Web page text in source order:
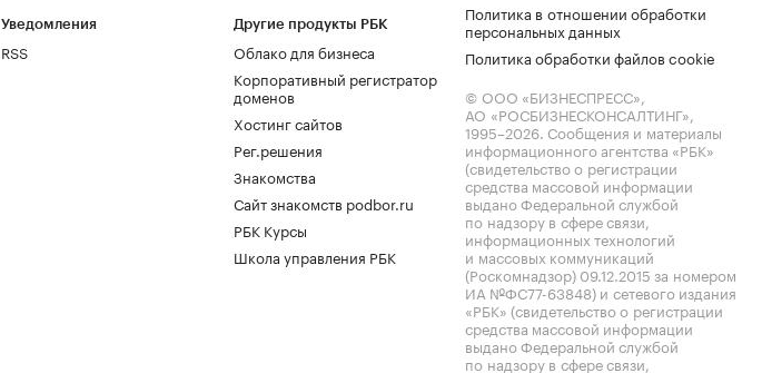
Уведомления
RSS
Другие продукты РБК
Облако для бизнеса
Корпоративный регистратор
доменов
Хостинг сайтов
Рег.решения
Знакомства
Сайт знакомств podbor.ru
РБК Курсы
Школа управления РБК
Политика в отношении обработки
персональных данных
Политика обработки файлов cookie
© ООО «БИЗНЕСПРЕСС»,
АО «РОСБИЗНЕСКОНСАЛТИНГ»,
1995–2026. Сообщения и материалы
информационного агентства «РБК»
(свидетельство о регистрации
средства массовой информации
выдано Федеральной службой
по надзору в сфере связи,
информационных технологий
и массовых коммуникаций
(Роскомнадзор) 09.12.2015 за номером
ИА №ФС77-63848) и сетевого издания
«РБК» (свидетельство о регистрации
средства массовой информации
выдано Федеральной службой
по надзору в сфере связи,